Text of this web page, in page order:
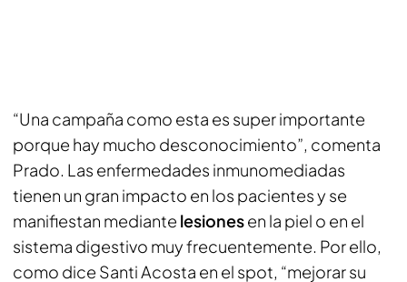
“Una campaña como esta es super importante
porque hay mucho desconocimiento”, comenta
Prado. Las enfermedades inmunomediadas
tienen un gran impacto en los pacientes y se
manifiestan mediante lesionesen la piel o en el
sistema digestivo muy frecuentemente. Por ello,
como dice Santi Acosta en el spot, “mejorar su